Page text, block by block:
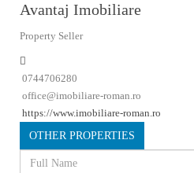
Avantaj Imobiliare
Property Seller
0744706280
office@imobiliare-roman.ro
https://www.imobiliare-roman.ro
OTHER PROPERTIES